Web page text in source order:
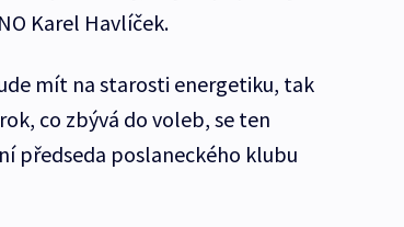
Karel Havlíček.
mít na starosti energetiku, tak
co zbývá do voleb, se ten
předseda poslaneckého klubu